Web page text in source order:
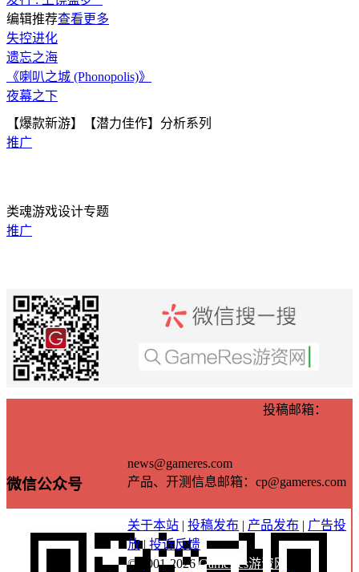
编辑推荐查看更多
失控进化
遗忘之海
《喇叭之城 (Phonopolis)》
夜幕之下
【爆款新游】【潜力佳作】分析系列
推广
类魂游戏设计专题
推广
微信公众号
投稿邮箱：
news@gameres.com
产品、开测信息邮箱：cp@gameres.com
关于本站 |投稿发布 | 产品发布 | 广告投
放|投诉反馈
© 2001-2026GameRes游资网